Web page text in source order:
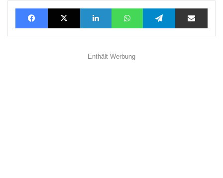
FacebookX LinkedInWhatsAppTelegramTeilen via E-Mail
Enthält Werbung